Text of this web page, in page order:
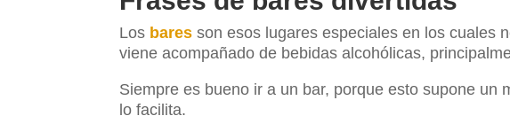
Los bares son esos lugares especiales en los cuales
viene acompañado de bebidas alcohólicas,
Siempre es bueno ir a un bar, porque esto supone
lo facilita.